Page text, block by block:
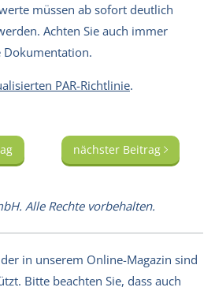
müssen ab sofort deutlich
Achten Sie auch immer
Dokumentation.
PAR-Richtlinie.
nächster Beitrag
Alle Rechte vorbehalten.
in unserem Online-Magazin sind
Bitte beachten Sie, dass auch